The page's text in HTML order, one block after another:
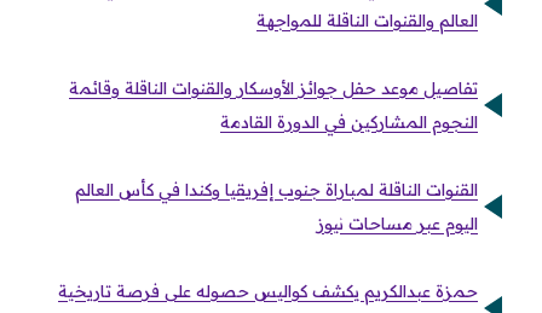
العالم والقنوات الناقلة للمواجهة
تفاصيل موعد حفل جوائز الأوسكار والقنوات الناقلة وقائمة
النجوم المشاركين في الدورة القادمة
القنوات الناقلة لمباراة جنوب إفريقيا وكندا في كأس العالم
اليوم عبر مساحات نيوز
حمزة عبدالكريم يكشف كواليس حصوله على فرصة تاريخية